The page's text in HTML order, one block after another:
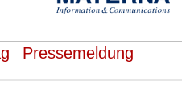
Pressemeldung